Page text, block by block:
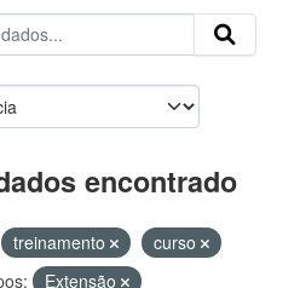
encontrado
treinamento
curso
Extensão